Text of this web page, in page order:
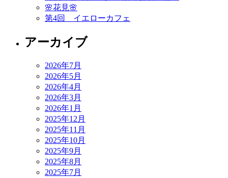
🌸花見🌸
第4回 イエローカフェ
アーカイブ
2026年7月
2026年5月
2026年4月
2026年3月
2026年1月
2025年12月
2025年11月
2025年10月
2025年9月
2025年8月
2025年7月